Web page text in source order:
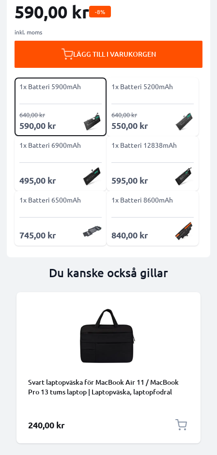
590,00 kr -8%
inkl. moms
LÄGG TILL I VARUKORGEN
1x Batteri 5900mAh
590,00 kr
640,00 kr
1x Batteri 5200mAh
550,00 kr
640,00 kr
1x Batteri 6900mAh
495,00 kr
1x Batteri 12838mAh
595,00 kr
1x Batteri 6500mAh
745,00 kr
1x Batteri 8600mAh
840,00 kr
Du kanske också gillar
Svart laptopväska för MacBook Air 11 / MacBook
Pro 13 tums laptop | Laptopväska, laptopfodral
240,00 kr